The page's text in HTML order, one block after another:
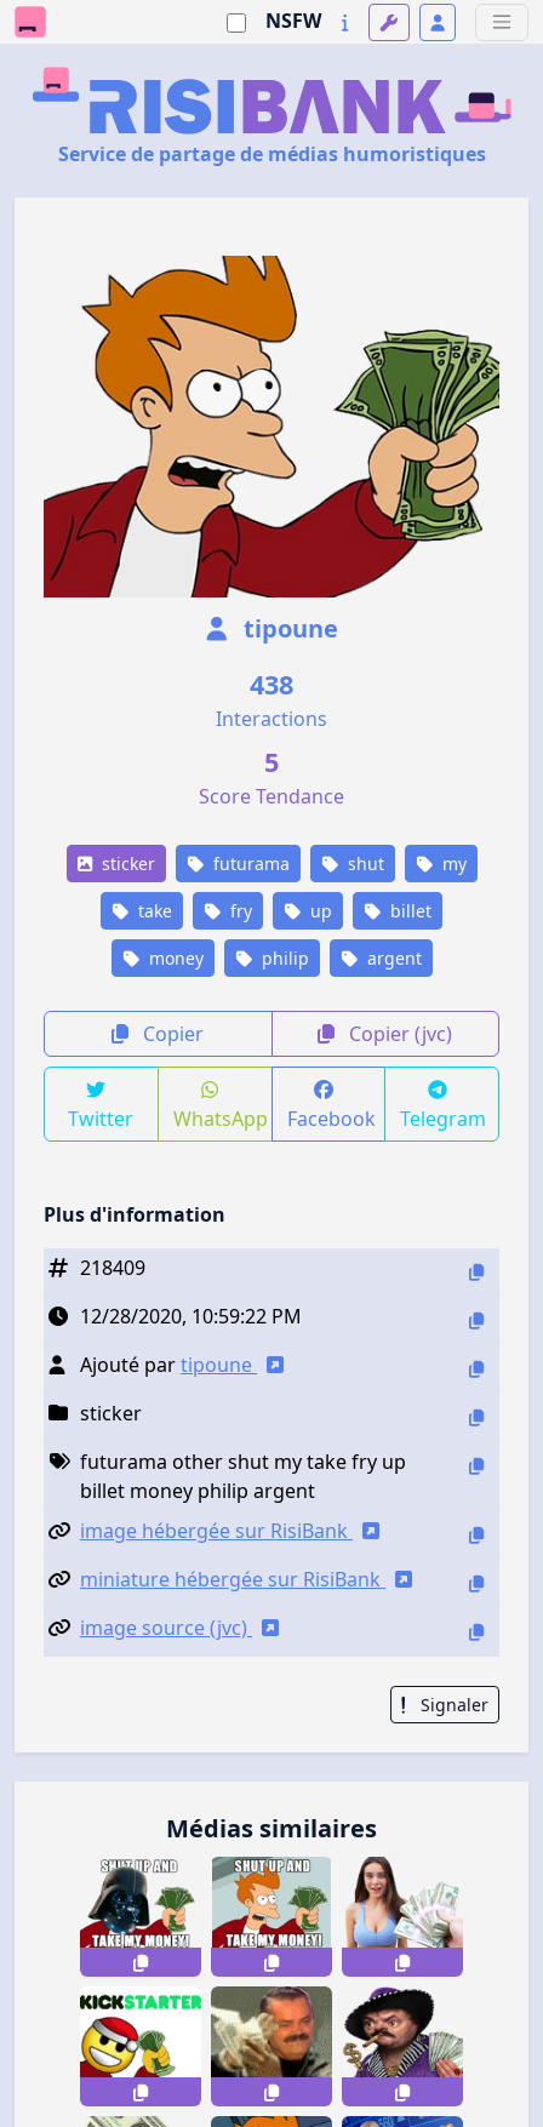
NSFW
Service de partage de médias humoristiques
tipoune
438
Interactions
5
Score Tendance
sticker futurama shut my
take fry up billet
money philip argent
Copier Copier (jvc)
Twitter WhatsApp Facebook Telegram
Plus d'information
218409
12/28/2020, 10:59:22 PM
Ajouté partipoune
sticker
futurama other shut my take fry up
billet money philip argent
image hébergée sur RisiBank
miniature hébergée sur RisiBank
image source (jvc)
Signaler
Médias similaires